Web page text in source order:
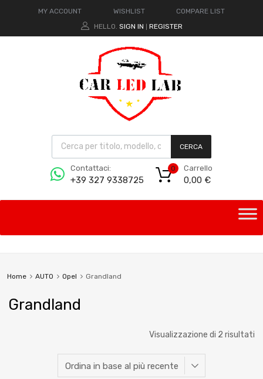
MY ACCOUNT WISHLIST
COMPARE LIST
HELLO. SIGN IN REGISTER
CERCA
Contattaci:
+39 327 9338725
Carrello
0,00 €
0
Home AUTO Opel Grandland
Grandland
Visualizzazione di 2 risultati